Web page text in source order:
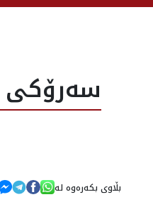
سه‌رۆكى
بڵاوی بکەرەوە لە